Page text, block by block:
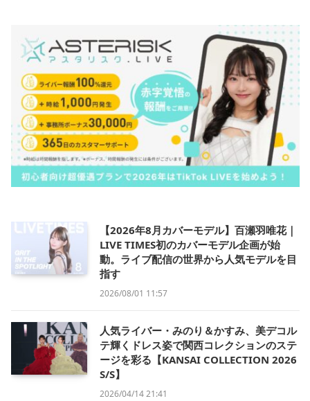
【2026年8月カバーモデル】百瀬羽唯花｜
LIVE TIMES初のカバーモデル企画が始
動。ライブ配信の世界から人気モデルを目
指す
2026/08/01 11:57
人気ライバー・みのり＆かすみ、美デコル
テ輝くドレス姿で関西コレクションのステ
ージを彩る【KANSAI COLLECTION 2026
S/S】
2026/04/14 21:41